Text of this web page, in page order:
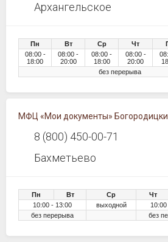
Архангельское
Пн Вт Ср Чт
08:00 -
18:00
08:00 -
20:00
08:00 -
18:00
08:00 -
20:00
без перерыва
МФЦ «Мои документы»
8 (800) 450-00-71
Бахметьево
Пн Вт Ср Чт
10:00 - 13:00
выходной
без перерыва
без